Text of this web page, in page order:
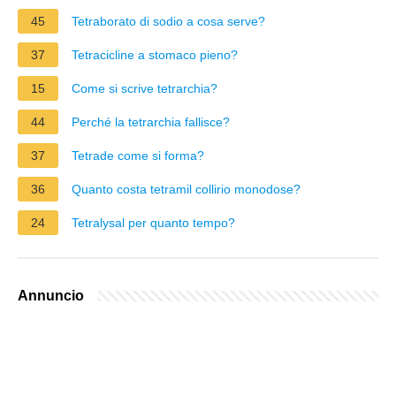
45 Tetraborato di sodio a cosa serve?
37 Tetracicline a stomaco pieno?
15 Come si scrive tetrarchia?
44 Perché la tetrarchia fallisce?
37 Tetrade come si forma?
36 Quanto costa tetramil collirio monodose?
24 Tetralysal per quanto tempo?
Annuncio